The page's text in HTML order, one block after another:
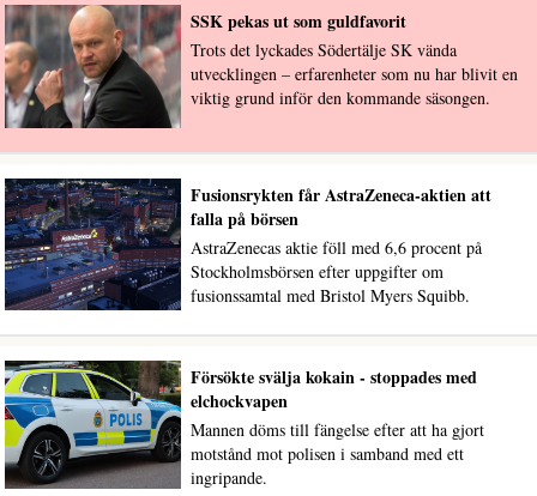
SSK pekas ut som guldfavorit
Trots det lyckades Södertälje SK vända
utvecklingen – erfarenheter som nu har blivit en
viktig grund inför den kommande säsongen.
Fusionsrykten får AstraZeneca-aktien att
falla på börsen
AstraZenecas aktie föll med 6,6 procent på
Stockholmsbörsen efter uppgifter om
fusionssamtal med Bristol Myers Squibb.
Försökte svälja kokain - stoppades med
elchockvapen
Mannen döms till fängelse efter att ha gjort
motstånd mot polisen i samband med ett
ingripande.